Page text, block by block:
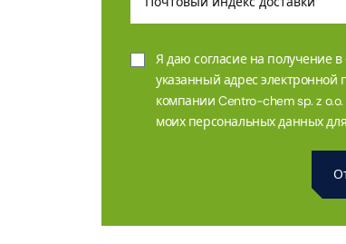
Я даю согласие на получение
указанный адрес
компании Centro-chem sp. z
моих персональных данных